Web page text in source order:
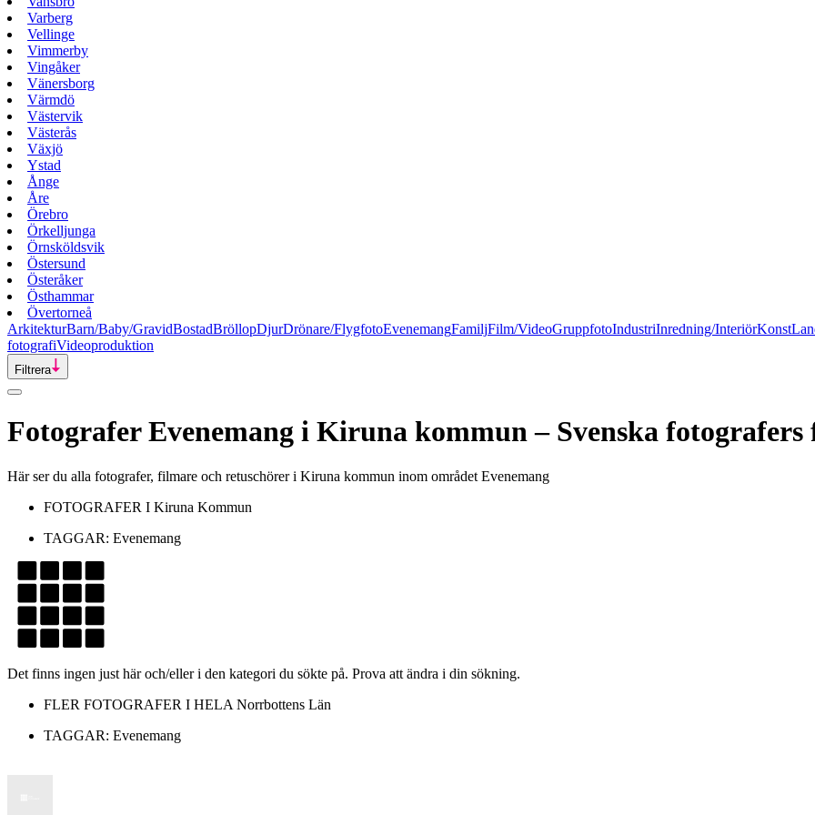
Varberg
Vellinge
Vimmerby
Vingåker
Vänersborg
Värmdö
Västervik
Västerås
Växjö
Ystad
Ånge
Åre
Örebro
Örkelljunga
Örnsköldsvik
Östersund
Österåker
Östhammar
Övertorneå
ArkitekturBarn/Baby/GravidBostadBröllopDjurDrönare/FlygfotoEvenemangFamiljFilm/VideoGruppfotoIndustriInredning/InteriörKonst
fotografiVideoproduktion
Filtrera
FotograferEvenemang i Kiruna kommun– Svenska
Här ser du alla fotografer, filmare och retuschörer i Kiruna kommun inom området Evenemang
FOTOGRAFER I Kiruna Kommun
TAGGAR: Evenemang
Det finns ingen just här och/eller i den kategori du sökte på. Prova att ändra i din sökning.
FLER FOTOGRAFER I HELA Norrbottens Län
TAGGAR: Evenemang